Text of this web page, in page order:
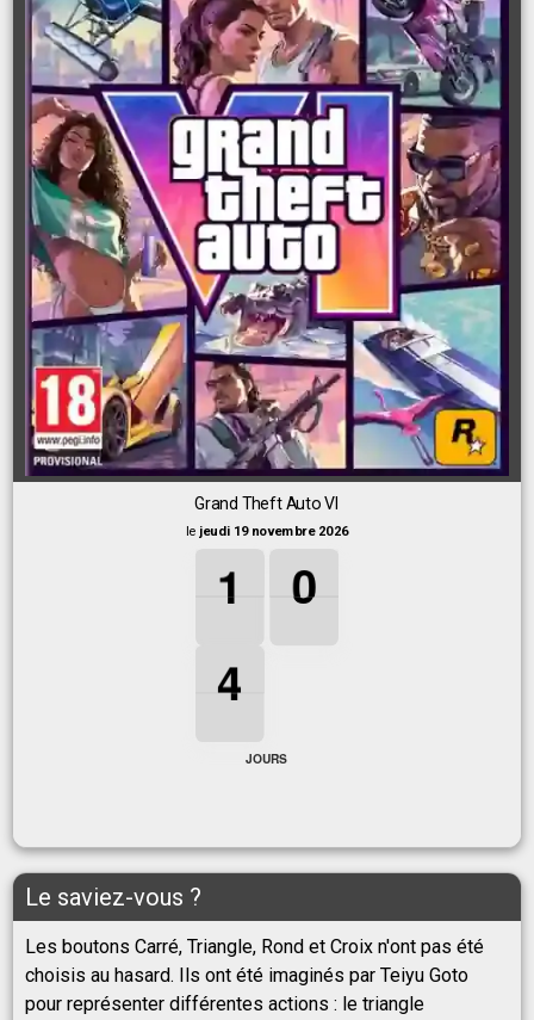
Grand Theft Auto VI
le jeudi 19 novembre 2026
1
1
1
1 0
0
0
0
4
4
4
4
JOURS
Le saviez-vous ?
Les boutons Carré, Triangle, Rond et Croix n'ont pas été
choisis au hasard. Ils ont été imaginés par Teiyu Goto
pour représenter différentes actions : le triangle